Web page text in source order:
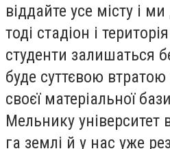
віддайте усе місту і
тоді стадіон і
студенти залишаться
буде суттєвою втратою
своєї матеріальної
Мельнику університет
га землі й у нас уже